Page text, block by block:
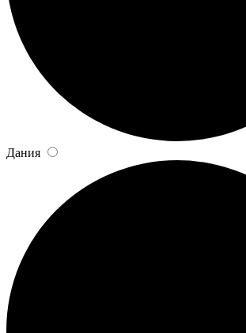
Дания